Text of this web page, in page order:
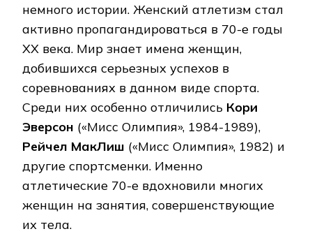
немного истории. Женский атлетизм стал
активно пропагандироваться в 70-е годы
XX века. Мир знает имена женщин,
добившихся серьезных успехов в
соревнованиях в данном виде спорта.
Среди них особенно отличились Кори
Эверсон («Мисс Олимпия», 1984-1989),
Рейчел МакЛиш («Мисс Олимпия», 1982) и
другие спортсменки. Именно
атлетические 70-е вдохновили многих
женщин на занятия, совершенствующие
их тела.